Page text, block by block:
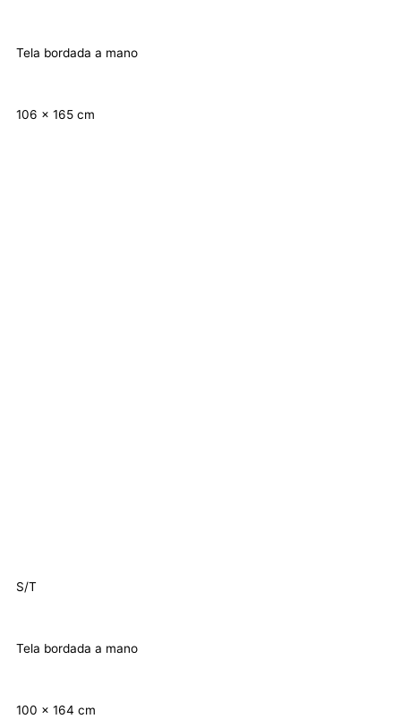
Tela bordada a mano
106 x 165 cm
S/T
Tela bordada a mano
100 x 164 cm